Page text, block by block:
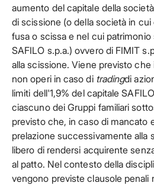
aumento del capitale della
di scissione (o della società in cui
fusa o scissa e nel cui
SAFILO s.p.a.) ovvero di FIMIT
alla scissione. Viene previsto che
non operi in caso di tradingdi
limiti dell'1,9% del capitale
ciascuno dei Gruppi familiari
previsto che, in caso di mancato
prelazione successivamente alla
libero di rendersi acquirente
al patto. Nel contesto della
vengono previste clausole penali